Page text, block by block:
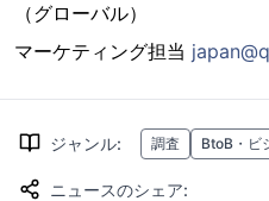
（グローバル）
マーケティング担当
ジャンル: 調査 BtoB・ビ
ニュースのシェア: